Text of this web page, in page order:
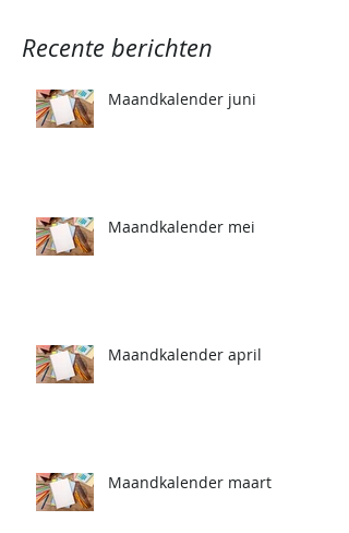
Recente berichten
Maandkalender juni
Maandkalender mei
Maandkalender april
Maandkalender maart